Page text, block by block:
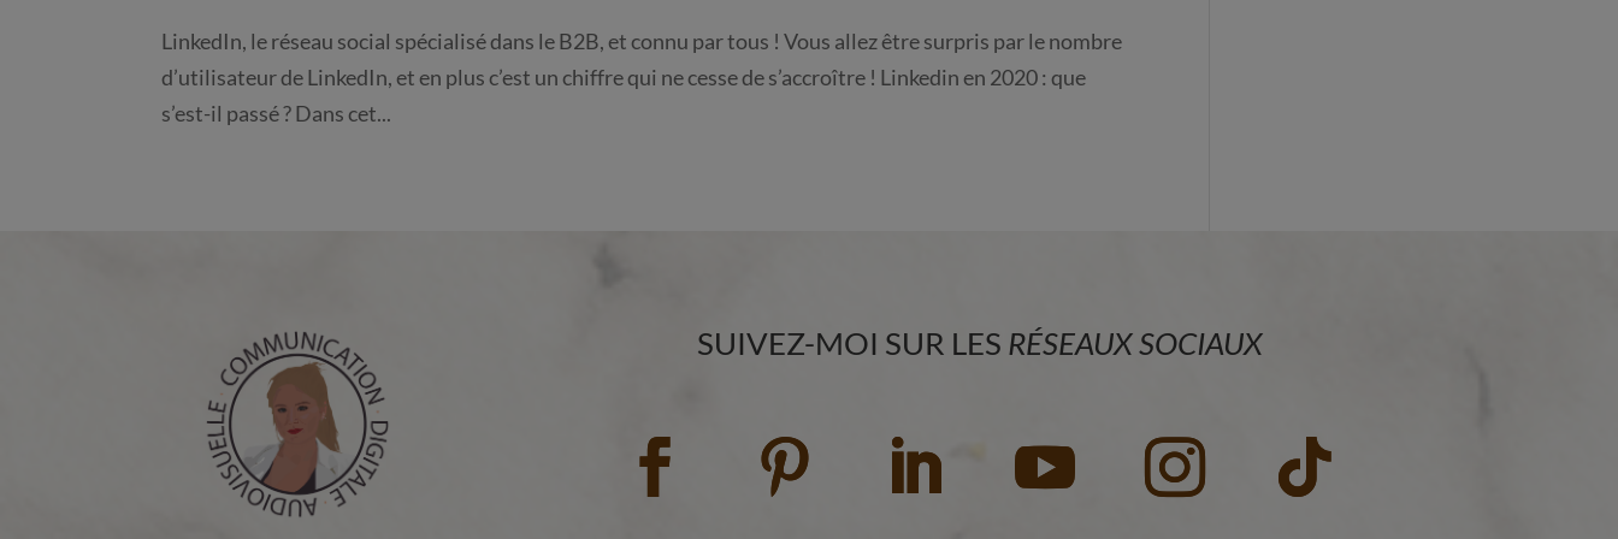
LinkedIn, le réseau social spécialisé dans le B2B, et connu par tous ! Vous allez être surpris par le nombre
d’utilisateur de LinkedIn, et en plus c’est un chiffre qui ne cesse de s’accroître ! Linkedin en 2020 : que
s’est-il passé ? Dans cet...
SUIVEZ-MOI SUR LES RÉSEAUX SOCIAUX